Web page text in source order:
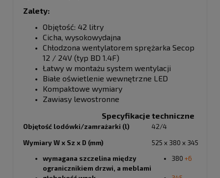
Zalety:
Objętość: 42 litry
Cicha, wysokowydajna
Chłodzona wentylatorem sprężarka Secop
12 / 24V (typ BD 1.4F)
Łatwy w montażu system wentylacji
Białe oświetlenie wewnętrzne LED
Kompaktowe wymiary
Zawiasy lewostronne
Specyfikacje techniczne
Objętość lodówki/zamrażarki (l) 42/4
Wymiary W x Sz x D (mm)
wymagana szczelina między
ogranicznikiem drzwi, a meblami
525 x 380 x 345
380 +6